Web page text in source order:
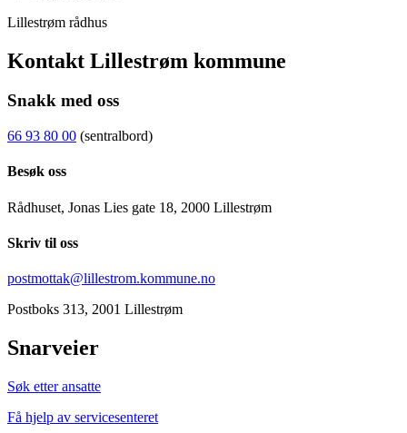
Lillestrøm rådhus
Kontakt Lillestrøm kommune
Snakk med oss
66 93 80 00 (sentralbord)
Besøk oss
Rådhuset, Jonas Lies gate 18, 2000 Lillestrøm
Skriv til oss
postmottak@lillestrom.kommune.no
Postboks 313, 2001 Lillestrøm
Snarveier
Søk etter ansatte
Få hjelp av servicesenteret